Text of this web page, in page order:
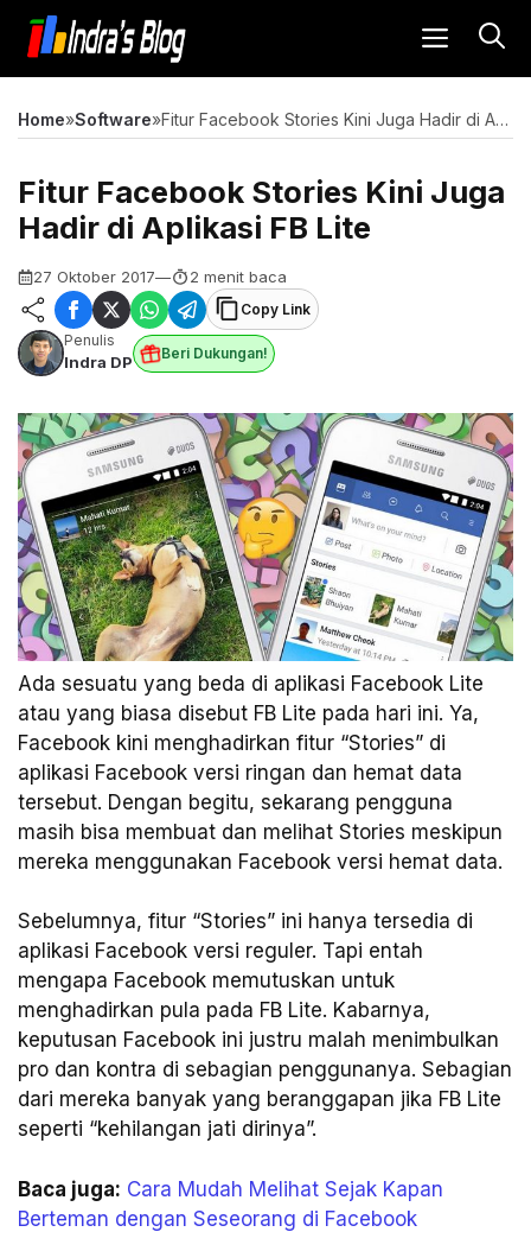
Langsung
isi
MENU
Home»Software» Fitur Facebook Stories Kini Juga Hadir di Aplikasi FB Lite
Fitur Facebook Stories Kini Juga
Hadir di Aplikasi FB Lite
27 Oktober 2017— 2 menit baca
Copy Link
Penulis
Indra DP Beri Dukungan!
Ada sesuatu yang beda di aplikasi Facebook Lite
atau yang biasa disebut FB Lite pada hari ini. Ya,
Facebook kini menghadirkan fitur “Stories” di
aplikasi Facebook versi ringan dan hemat data
tersebut. Dengan begitu, sekarang pengguna
masih bisa membuat dan melihat Stories meskipun
mereka menggunakan Facebook versi hemat data.
Sebelumnya, fitur “Stories” ini hanya tersedia di
aplikasi Facebook versi reguler. Tapi entah
mengapa Facebook memutuskan untuk
menghadirkan pula pada FB Lite. Kabarnya,
keputusan Facebook ini justru malah menimbulkan
pro dan kontra di sebagian penggunanya. Sebagian
dari mereka banyak yang beranggapan jika FB Lite
seperti “kehilangan jati dirinya”.
Baca juga: Cara Mudah Melihat Sejak Kapan
Berteman dengan Seseorang di Facebook